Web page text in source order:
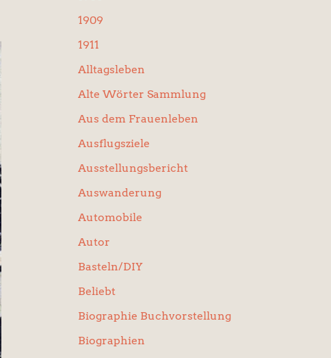
1909
1911
Alltagsleben
Alte Wörter Sammlung
Aus dem Frauenleben
Ausflugsziele
Ausstellungsbericht
Auswanderung
Automobile
Autor
Basteln/DIY
Beliebt
Biographie Buchvorstellung
Biographien